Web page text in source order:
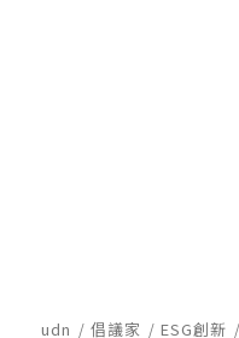
udn 倡議家 ESG創新